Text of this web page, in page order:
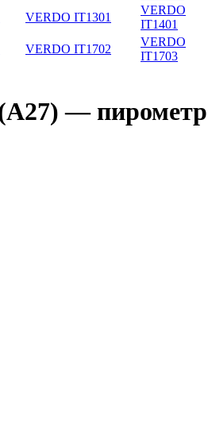
VERDO IT1301
VERDO
IT1401
VERDO IT1702
VERDO
IT1703
— пирометр